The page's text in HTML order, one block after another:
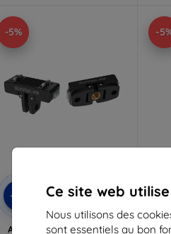
Ce site web
Nous utilisons des
sont essentiels au bon
-5%
-5%
Réduction
avec
SMART5
Adaptateur de montage
-
-